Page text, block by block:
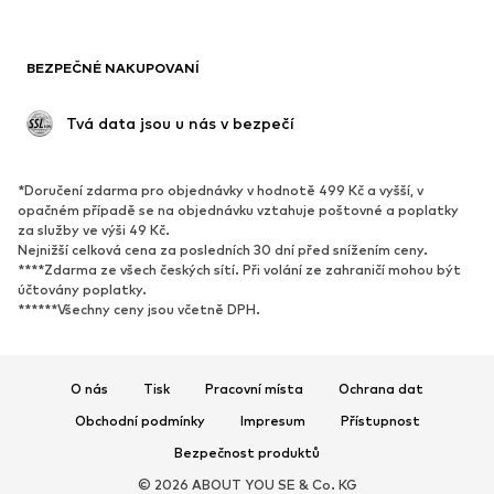
Upcyklace
Nové
Oblíbené
Tenisky
Lodičky & boty na podpatku
Kozačky
Sandály
Exkluzivně
Sportovní oblečení Druhy sportů
BEZPEČNÉ NAKUPOVANÍ
Tvá data jsou u nás v bezpečí
*Doručení zdarma pro objednávky v hodnotě 499 Kč a vyšší, v
opačném případě se na objednávku vztahuje poštovné a poplatky
za služby ve výši 49 Kč.
Nejnižší celková cena za posledních 30 dní před snížením ceny.
****Zdarma ze všech českých sítí. Při volání ze zahraničí mohou být
účtovány poplatky.
******Všechny ceny jsou včetně DPH.
O nás Tisk Pracovní místa
Ochrana dat
Obchodní podmínky
Impresum
Přístupnost
Bezpečnost produktů
© 2026 ABOUT YOU SE & Co. KG